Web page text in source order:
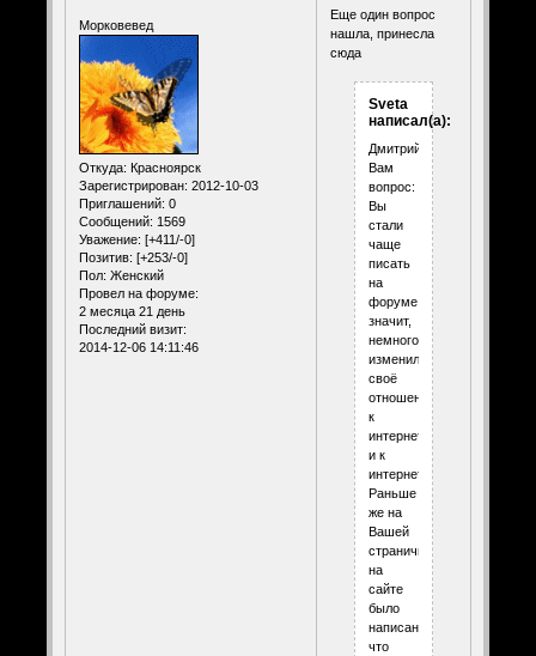
Морковевед
Откуда: Красноярск
Зарегистрирован: 2012-10-03
Приглашений: 0
Сообщений: 1569
Уважение: [+411/-0]
Позитив: [+253/-0]
Пол: Женский
Провел на форуме:
2 месяца 21 день
Последний визит:
2014-12-06 14:11:46
Еще один вопрос
нашла, принесла
сюда
Sveta
написал(а):
Дмитрий,
Вам
вопрос:
Вы
стали
чаще
писать
на
форуме,
значит,
немного
изменили
своё
отношение
к
интернету
и к
интернетобщению?
Раньше
же на
Вашей
страничке
на
сайте
было
написано,
что